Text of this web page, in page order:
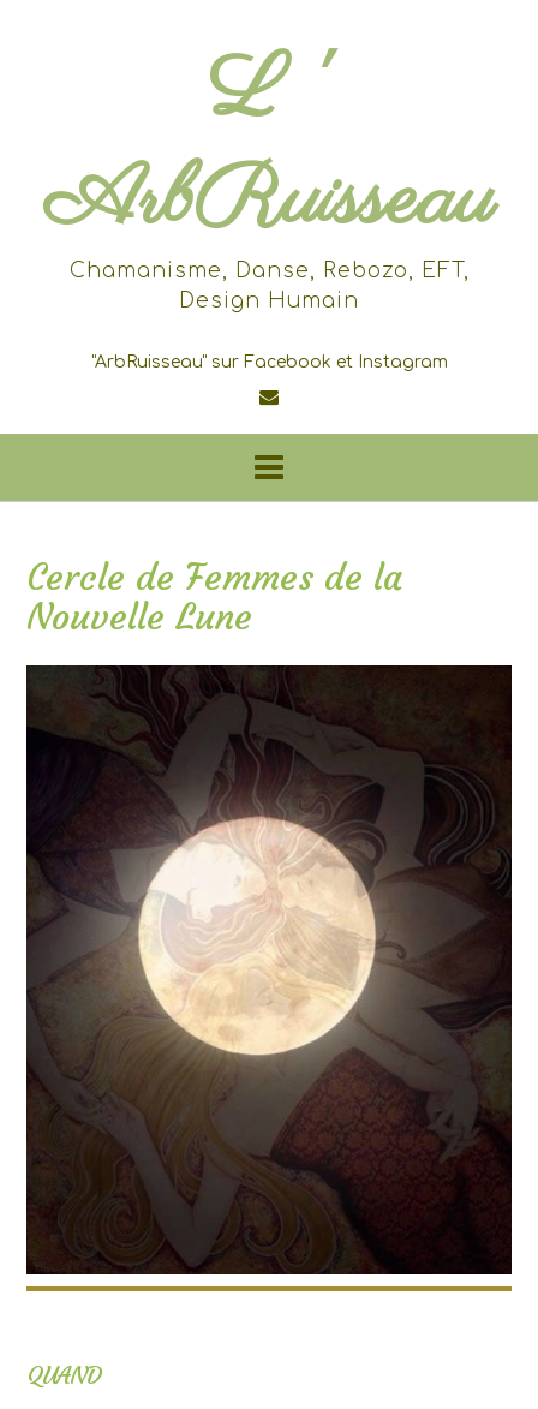
L '
ArbRuisseau
Chamanisme, Danse, Rebozo, EFT,
Design Humain
"ArbRuisseau" sur Facebook et Instagram
Cercle de Femmes de la
Nouvelle Lune
QUAND